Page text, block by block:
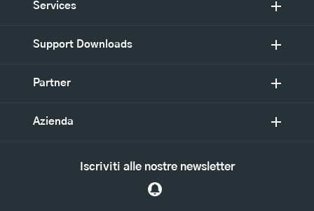
Services
Support Downloads
Partner
Azienda
Iscriviti alle nostre newsletter